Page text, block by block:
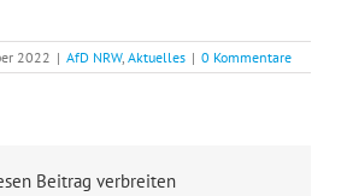
2022 | AfD NRW, Aktuelles | 0 Kommentare
Beitrag verbreiten